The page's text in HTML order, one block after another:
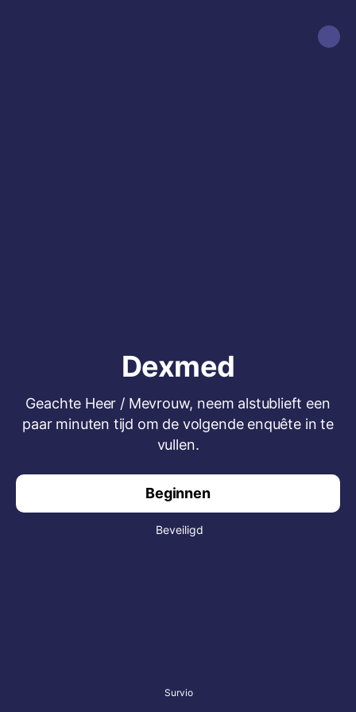
Dexmed
Geachte Heer / Mevrouw, neem alstublieft een
paar minuten tijd om de volgende enquête in te
vullen.
Beginnen
Beveiligd
Survio